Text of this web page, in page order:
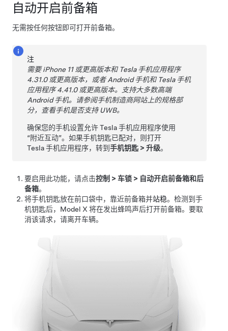
自动开启前备箱
无需按任何按钮即可打开前备箱。
注
需要 iPhone 11 或更高版本和 Tesla 手机应用程序
4.31.0 或更高版本，或者 Android 手机和 Tesla 手机
应用程序 4.41.0 或更高版本。支持大多数高端
Android手机。请参阅手机制造商网站上的规格部
分，查看手机是否支持 UWB。
确保您的手机设置允许 Tesla 手机应用程序使用
“附近互动”。如果手机钥匙已配对，则打开
Tesla 手机应用程序，转到手机钥匙 >升级。
要启用此功能，请点击控制 > 车锁 > 自动开启前备箱和后
备箱。
将手机钥匙放在前口袋中，靠近前备箱并站稳。检测到手
机钥匙后， Model X 将在发出蜂鸣声后打开前备箱。要取
消该请求，请离开车辆。